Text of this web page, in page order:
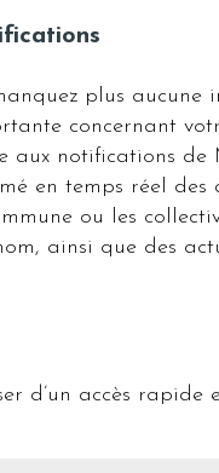
plus aucune
concernant
aux notifications de
en temps réel des
ou les
ainsi que des
d’un accès rapide